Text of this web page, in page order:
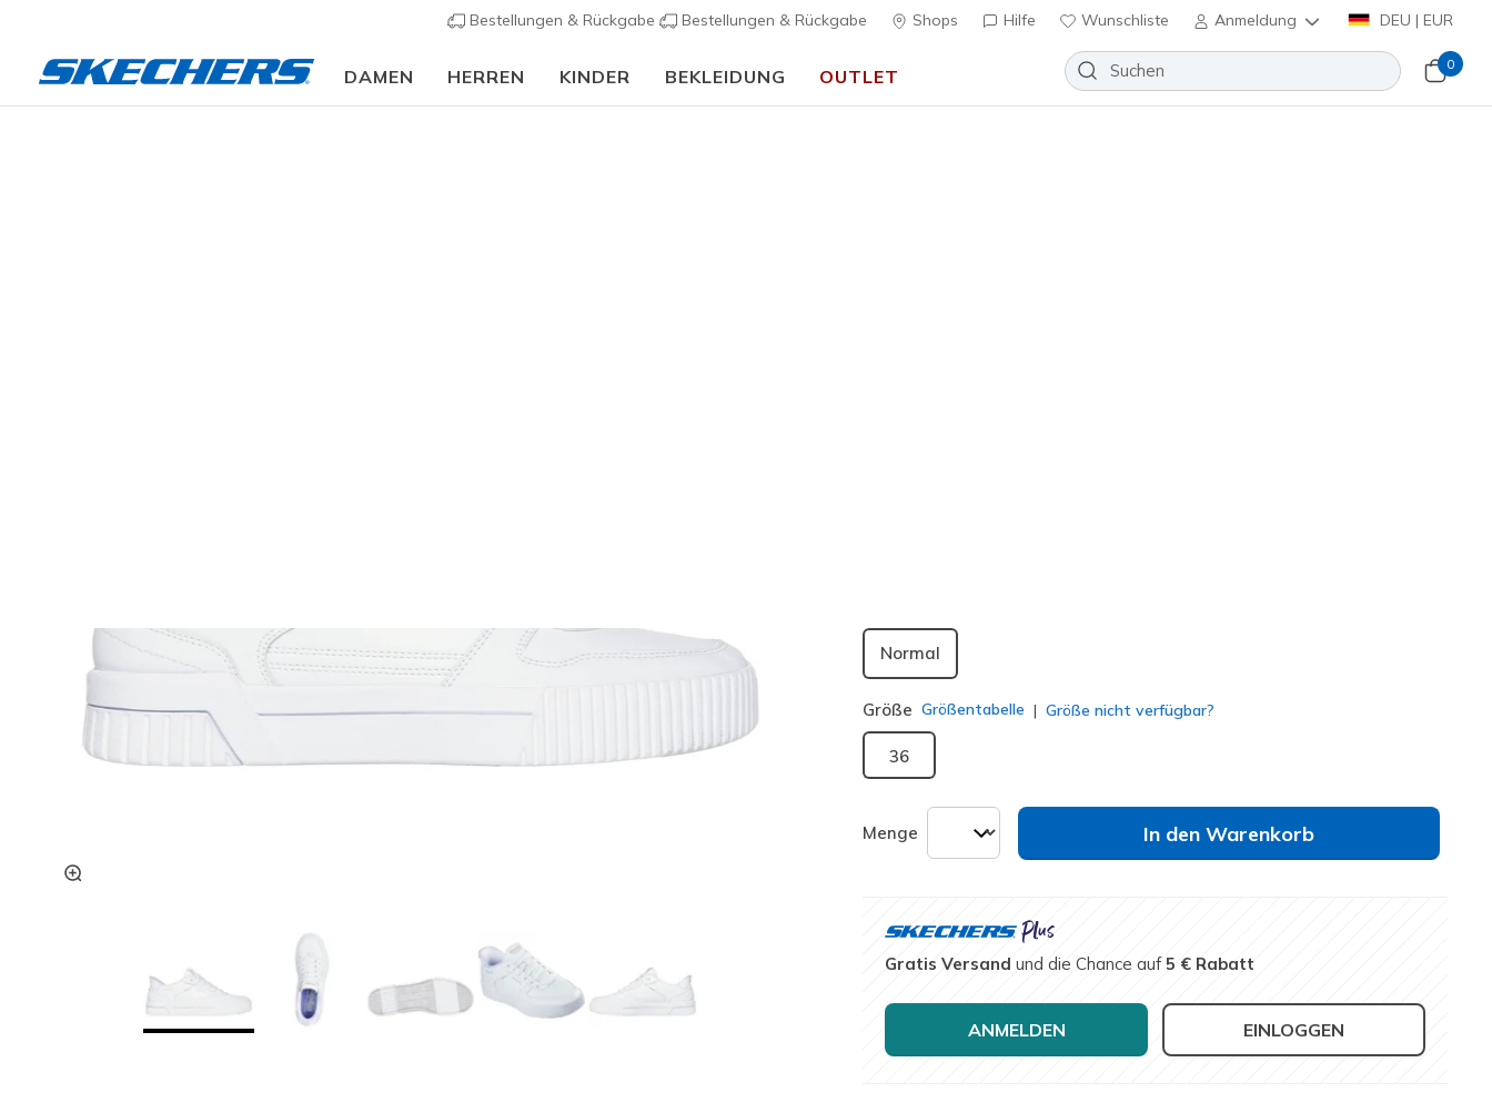
Bestellungen & Rückgabe Bestellungen & Rückgabe Shops Hilfe Wunschliste Anmeldung DEU | EUR
DAMEN HERREN KINDER BEKLEIDUNG OUTLET
0
Normal
Größe Größentabelle Größe nicht verfügbar?
36
Menge In den Warenkorb
Gratis Versand und die Chance auf5 € Rabatt
ANMELDEN EINLOGGEN